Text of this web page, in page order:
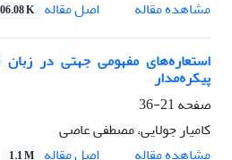
مشاهده مقاله
اصل مقاله K
استعاره‌های مفهومی جهتی در
پیکره‌مدار
صفحه21-36
کامیار جولایی، مصطفی عاصی